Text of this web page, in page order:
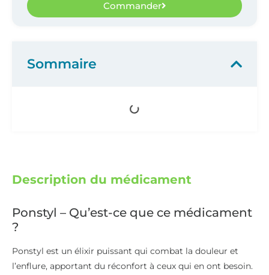
Commander
Description du médicament
Ponstyl – Qu’est-ce que ce médicament
?
Ponstyl est un élixir puissant qui combat la douleur et
l’enflure, apportant du réconfort à ceux qui en ont besoin.
Sommaire